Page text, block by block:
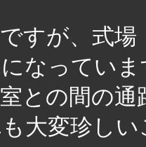
すが、式
なっていま
との間の
大変珍し